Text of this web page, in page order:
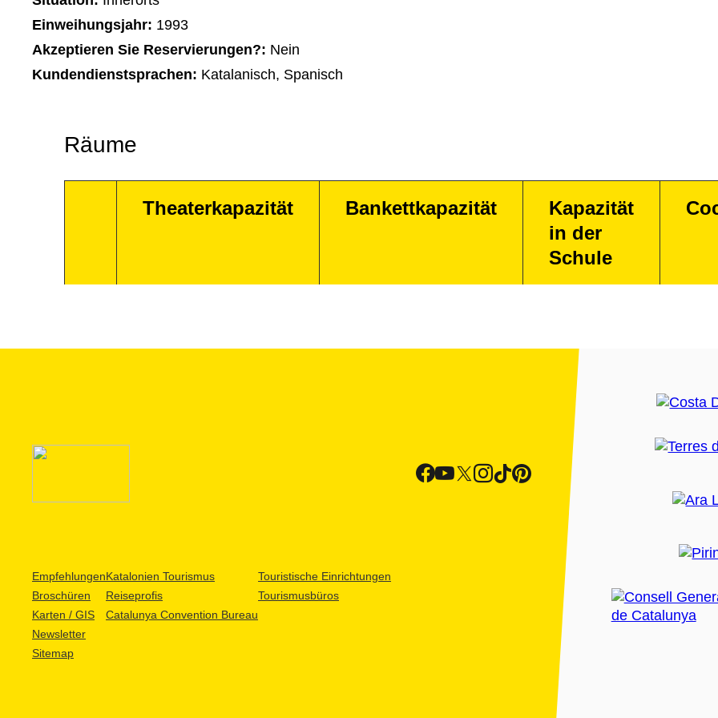
Einweihungsjahr: 1993
Akzeptieren Sie Reservierungen?: Nein
Kundendienstsprachen: Katalanisch, Spanisch
Räume
Theaterkapazität Bankettkapazität
Kapazität
in der
Schule
Empfehlungen
Broschüren
Karten / GIS
Newsletter
Sitemap
Katalonien Tourismus
Reiseprofis
Catalunya Convention Bureau
Touristische Einrichtungen
Tourismusbüros